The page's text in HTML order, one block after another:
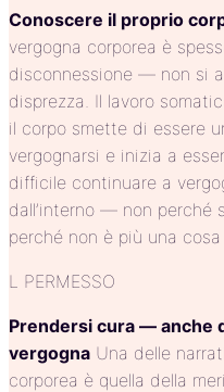
Conoscere il proprio
vergogna corporea è
disconnessione — non si
disprezza. Il lavoro
il corpo smette di essere
vergognarsi e inizia a
difficile continuare a
dall’interno — non perché
perché non è più una cosa
L PERMESSO
Prendersi cura — anche
vergogna Una delle
corporea è quella della